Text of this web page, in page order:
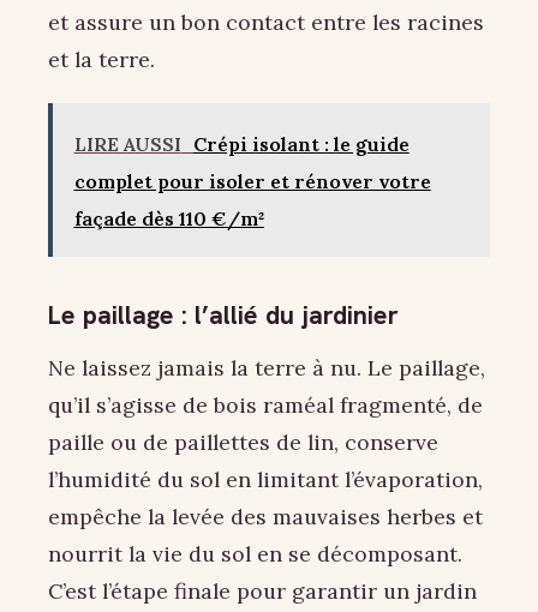
et assure un bon contact entre les racines
et la terre.
LIRE AUSSI Crépi isolant : le guide
complet pour isoler et rénover votre
façade dès 110 €/m²
Le paillage : l’allié du jardinier
Ne laissez jamais la terre à nu. Le paillage,
qu’il s’agisse de bois raméal fragmenté, de
paille ou de paillettes de lin, conserve
l’humidité du sol en limitant l’évaporation,
empêche la levée des mauvaises herbes et
nourrit la vie du sol en se décomposant.
C’est l’étape finale pour garantir un jardin